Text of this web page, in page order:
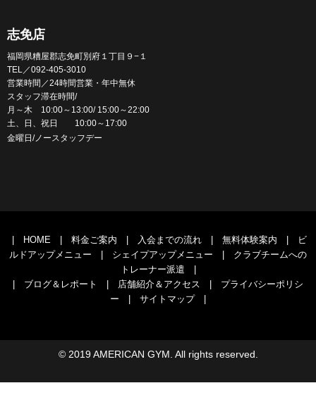
志免店
福岡県糟屋郡志免町別府１丁目９−１
TEL／092-405-3010
営業時間／24時間営業・年中無休
スタッフ滞在時間/
月～木 10:00～13:00/ 15:00～22:00
土、日、祝日 10:00～17:00
金曜日/ノースタッフデー
HOME 料金ご案内 入会までの流れ 無料体験案内
ビ
ルドアップメニュー
シェイプアップメニュー
クラブチームへの
トレーナー派遣
ブログ＆レポート 店舗紹介＆アクセス
プライバシーポリシ
ー
サイトマップ|
© 2019 AMERICAN GYM. All rights reserved.